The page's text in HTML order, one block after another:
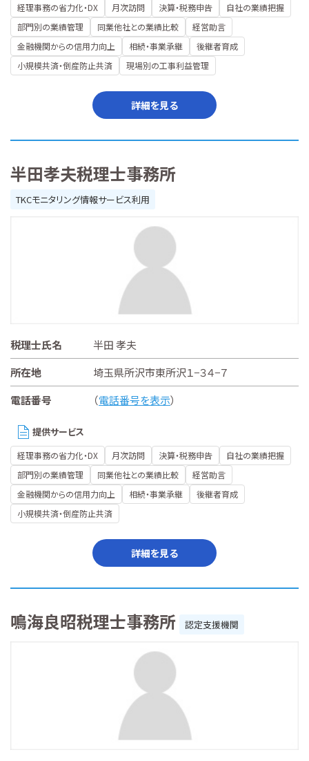
経理事務の省力化・DX 月次訪問 決算・税務申告
自社の業績把握
部門別の業績管理
同業他社との業績比較
経営助言
金融機関からの信用力向上
相続・事業承継
後継者育成
小規模共済・倒産防止共済
現場別の工事利益管理
詳細を見る
半田孝夫税理士事務所
TKCモニタリング情報サービス利用
税理士氏名
半田 孝夫
所在地
埼玉県所沢市東所沢１−３４−７
電話番号
（電話番号を表示）
提供サービス
経理事務の省力化・DX 月次訪問 決算・税務申告
自社の業績把握
部門別の業績管理
同業他社との業績比較
経営助言
金融機関からの信用力向上
相続・事業承継
後継者育成
小規模共済・倒産防止共済
詳細を見る
鳴海良昭税理士事務所 認定支援機関